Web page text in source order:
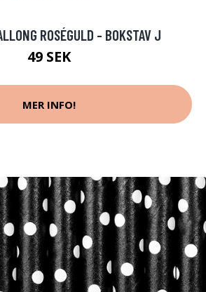
ROSÉGULD - BOKSTAV J
49 SEK
MER INFO!